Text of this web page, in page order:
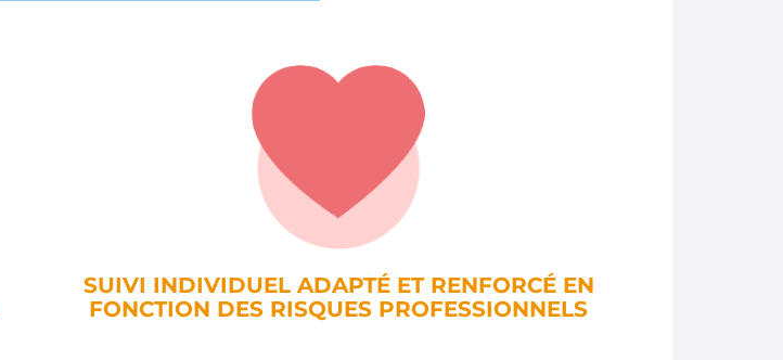
SUIVI INDIVIDUEL ADAPTÉ ET RENFORCÉ EN
FONCTION DES RISQUES PROFESSIONNELS